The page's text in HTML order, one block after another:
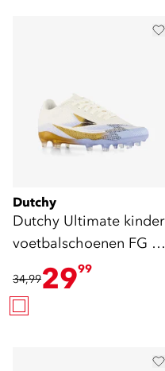
Dutchy
Dutchy Ultimate kinder
voetbalschoenen FG wit
goud
34,992999